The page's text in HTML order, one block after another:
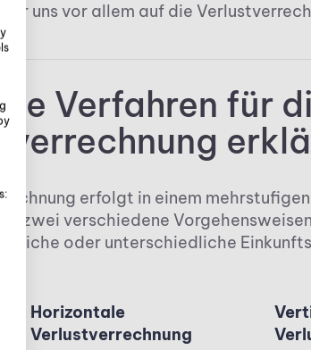
wir uns vor allem auf die
Verfahren für
erfolgt in einem
zwei verschiedene
gleiche oder unterschiedliche
Horizontale
Verlustverrechnung